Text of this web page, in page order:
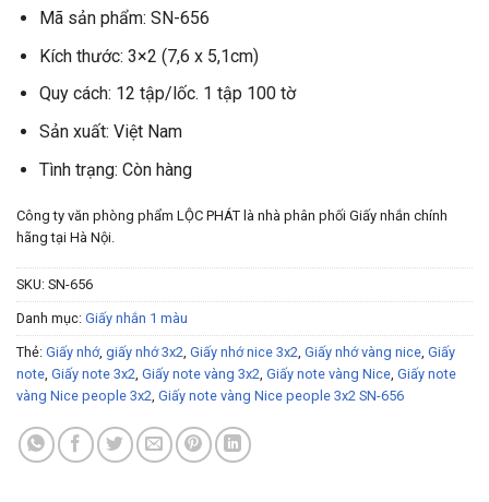
Mã sản phẩm: SN-656
Kích thước: 3×2 (7,6 x 5,1cm)
Quy cách: 12 tập/lốc. 1 tập 100 tờ
Sản xuất: Việt Nam
Tình trạng: Còn hàng
Công ty văn phòng phẩm LỘC PHÁT là nhà phân phối Giấy nhắn chính
hãng tại Hà Nội.
SKU: SN-656
Danh mục: Giấy nhắn 1 màu
Thẻ: Giấy nhớ, giấy nhớ 3x2, Giấy nhớ nice 3x2, Giấy nhớ vàng nice, Giấy
note, Giấy note 3x2, Giấy note vàng 3x2, Giấy note vàng Nice, Giấy note
vàng Nice people 3x2, Giấy note vàng Nice people 3x2 SN-656